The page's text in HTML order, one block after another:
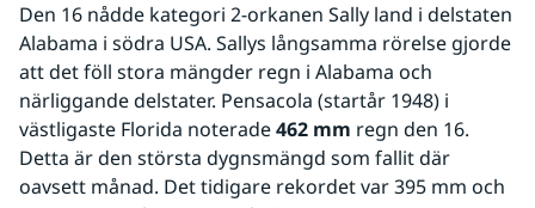
Den 16 nådde kategori 2-orkanen Sally land i delstaten
Alabama i södra USA. Sallys långsamma rörelse gjorde
att det föll stora mängder regn i Alabama och
närliggande delstater. Pensacola (startår 1948) i
västligaste Florida noterade 462 mm regn den 16.
Detta är den största dygnsmängd som fallit där
oavsett månad. Det tidigare rekordet var 395 mm och